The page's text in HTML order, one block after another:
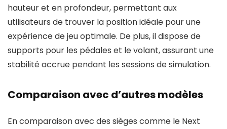
hauteur et en profondeur, permettant aux
utilisateurs de trouver la position idéale pour une
expérience de jeu optimale. De plus, il dispose de
supports pour les pédales et le volant, assurant une
stabilité accrue pendant les sessions de simulation.
Comparaison avec d’autres modèles
En comparaison avec des sièges comme le Next